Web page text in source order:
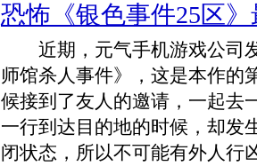
恐怖《银色事件25区
近期，元气手机游戏公司发
师馆杀人事件》，这是本作
候接到了友人的邀请，一起去
一行到达目的地的时候，却发
闭状态，所以不可能有外人行